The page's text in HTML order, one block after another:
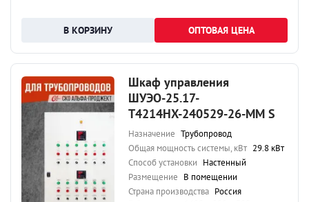
ОПТОВАЯ ЦЕНА
Шкаф управления
ШУЭО-25.17-
Т4214НХ-240529-26-ММ S
Назначение Трубопровод
Общая мощность системы, кВт 29.8 кВт
Способ установки Настенный
Размещение В помещении
Страна производства Россия